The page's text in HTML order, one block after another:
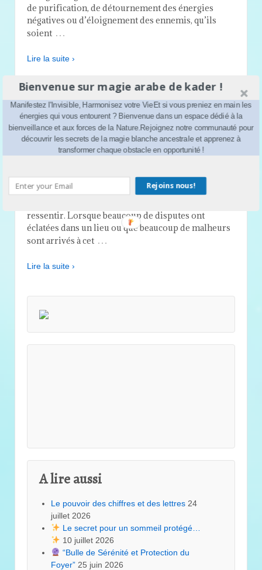
de purification, de détournement des énergies
négatives ou d’éloignement des ennemis, qu’ils
soient …
Lire la suite ›
ENCENS MAGIQUE POUR
PURIFIER UN LIEU
Posted on13 septembre 2018 by kader
Publié
Cette petite astuce est un mélange d’encens et
plantes qui va vous permettre de dissiper les
ressentir. Lorsque beaucoup de disputes ont
éclatées dans un lieu ou que beaucoup de malheurs
sont arrivés à cet …
Lire la suite ›
A lire aussi
Le pouvoir des chiffres et des lettres 24
juillet 2026
Le secret pour un sommeil protégé…
10 juillet 2026
“Bulle de Sérénité et Protection du
Foyer” 25 juin 2026
Bienvenue sur magie arabe de kader !
Manifestez l'Invisible, Harmonisez votre VieEt si vous preniez en main les
énergies qui vous entourent ? Bienvenue dans un espace dédié à la
bienveillance et aux forces de la Nature.Rejoignez notre communauté pour
découvrir les secrets de la magie blanche ancestrale et apprenez à
transformer chaque obstacle en opportunité !
Rejoins nous!